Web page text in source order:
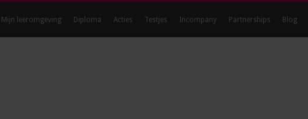
Mijn leeromgeving Diploma Acties Testjes Incompany Partnerships Blog